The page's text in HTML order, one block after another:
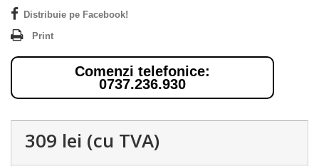
Distribuie pe Facebook!
Print
Comenzi telefonice:
0737.236.930
309 lei (cu TVA)